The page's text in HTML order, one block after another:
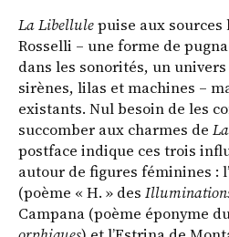
La Libellulepuise aux sources
Rosselli – une forme de
dans les sonorités, un
sirènes, lilas et machines –
existants. Nul besoin de les
succomber aux charmes de
postface indique ces trois
autour de figures féminines :
(poème « H. » des
Campana (poème éponyme